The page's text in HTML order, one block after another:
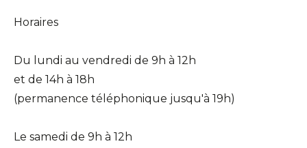
Horaires
Du lundi au vendredi de 9h à 12h
et de 14h à 18h
(permanence téléphonique jusqu'à 19h)
Le samedi de 9h à 12h